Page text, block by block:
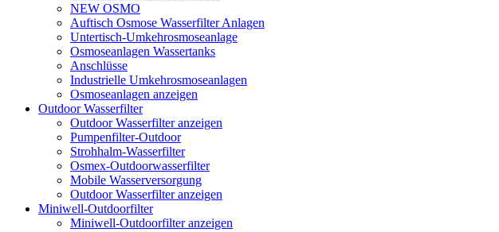
NEW OSMO
Auftisch Osmose Wasserfilter Anlagen
Untertisch-Umkehrosmoseanlage
Osmoseanlagen Wassertanks
Anschlüsse
Industrielle Umkehrosmoseanlagen
Osmoseanlagen anzeigen
Outdoor Wasserfilter
Outdoor Wasserfilter anzeigen
Pumpenfilter-Outdoor
Strohhalm-Wasserfilter
Osmex-Outdoorwasserfilter
Mobile Wasserversorgung
Outdoor Wasserfilter anzeigen
Miniwell-Outdoorfilter
Miniwell-Outdoorfilter anzeigen